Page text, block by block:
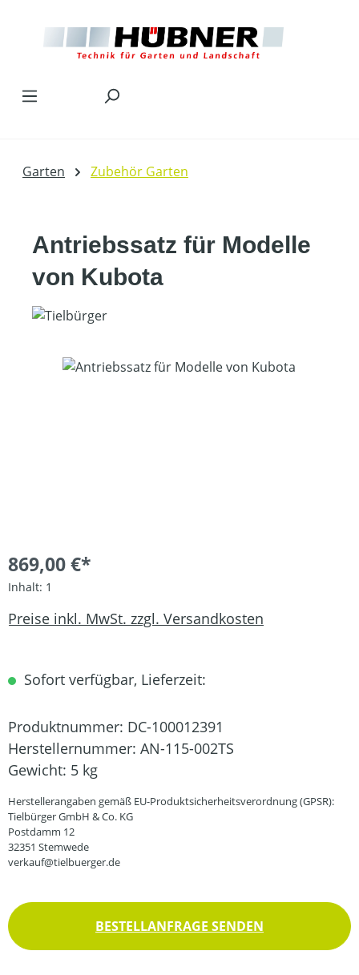
Garten Zubehör Garten
Antriebssatz für Modelle
von Kubota
Bildergalerie überspringen
869,00 €*
Inhalt: 1
Preise inkl. MwSt. zzgl. Versandkosten
Sofort verfügbar, Lieferzeit:
Produktnummer: DC-100012391
Herstellernummer: AN-115-002TS
Gewicht: 5 kg
Herstellerangaben gemäß EU-Produktsicherheitsverordnung (GPSR):
Tielbürger GmbH & Co. KG
Postdamm 12
32351 Stemwede
verkauf@tielbuerger.de
BESTELLANFRAGE SENDEN